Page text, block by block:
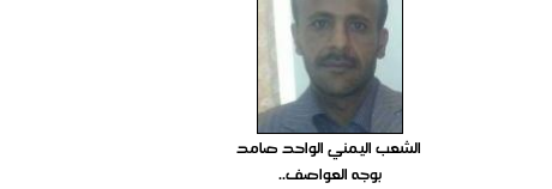
الشعب اليمني الواحد صامد
بوجه العواصف..